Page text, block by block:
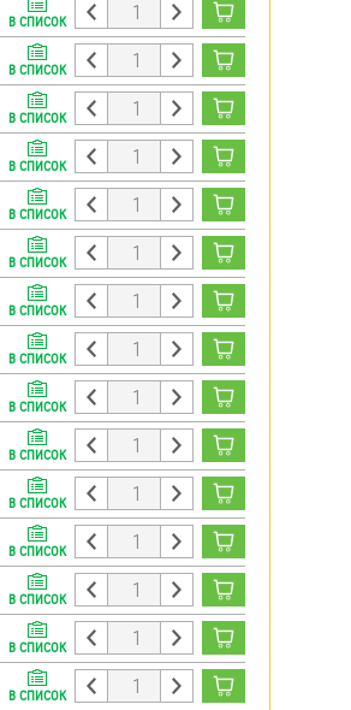
В СПИСОК
В СПИСОК
В СПИСОК
В СПИСОК
В СПИСОК
В СПИСОК
В СПИСОК
В СПИСОК
В СПИСОК
В СПИСОК
В СПИСОК
В СПИСОК
В СПИСОК
В СПИСОК
В СПИСОК